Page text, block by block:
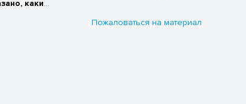
какие
Пожаловаться на материал